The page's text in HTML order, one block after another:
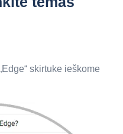
skirtuke ieškome